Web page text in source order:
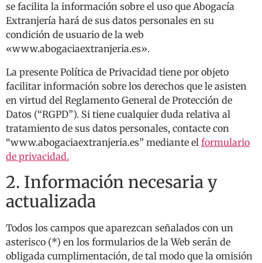
se facilita la información sobre el uso que Abogacía
Extranjería hará de sus datos personales en su
condición de usuario de la web
«www.abogaciaextranjeria.es».
La presente Política de Privacidad tiene por objeto
facilitar información sobre los derechos que le asisten
en virtud del Reglamento General de Protección de
Datos (“RGPD”). Si tiene cualquier duda relativa al
tratamiento de sus datos personales, contacte con
“www.abogaciaextranjeria.es” mediante el formulario
de privacidad.
2. Información necesaria y
actualizada
Todos los campos que aparezcan señalados con un
asterisco (*) en los formularios de la Web serán de
obligada cumplimentación, de tal modo que la omisión